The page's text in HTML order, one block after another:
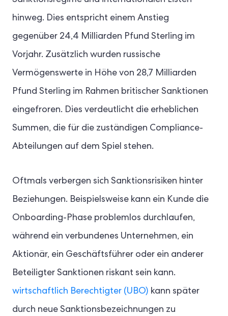
hinweg. Dies entspricht einem Anstieg
gegenüber 24,4 Milliarden Pfund Sterling im
Vorjahr. Zusätzlich wurden russische
Vermögenswerte in Höhe von 28,7 Milliarden
Pfund Sterling im Rahmen britischer Sanktionen
eingefroren. Dies verdeutlicht die erheblichen
Summen, die für die zuständigen Compliance-
Abteilungen auf dem Spiel stehen.
Oftmals verbergen sich Sanktionsrisiken hinter
Beziehungen. Beispielsweise kann ein Kunde die
Onboarding-Phase problemlos durchlaufen,
während ein verbundenes Unternehmen, ein
Aktionär, ein Geschäftsführer oder ein anderer
Beteiligter Sanktionen riskant sein kann.
wirtschaftlich Berechtigter (UBO) kann später
durch neue Sanktionsbezeichnungen zu